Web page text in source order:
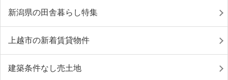
新潟県の田舎暮らし特集
上越市の新着賃貸物件
建築条件なし売土地